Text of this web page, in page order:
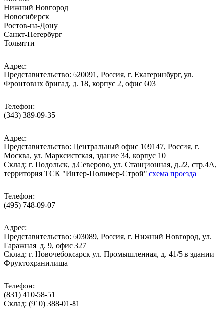
Нижний Новгород
Новосибирск
Ростов-на-Дону
Санкт-Петербург
Тольятти
Адрес:
Представительство: 620091, Россия, г. Екатеринбург, ул.
Фронтовых бригад, д. 18, корпус 2, офис 603
Телефон:
(343) 389-09-35
Адрес:
Представительство: Центральный офис 109147, Россия, г.
Москва, ул. Марксистская, здание 34, корпус 10
Cклад: г. Подольск, д.Северово, ул. Станционная, д.22, стр.4А,
территория ТСК "Интер-Полимер-Строй" схема проезда
Телефон:
(495) 748-09-07
Адрес:
Представительство: 603089, Россия, г. Нижний Новгород, ул.
Гаражная, д. 9, офис 327
Склад: г. Новочебоксарск ул. Промышленная, д. 41/5 в здании
Фруктохранилища
Телефон:
(831) 410-58-51
Склад: (910) 388-01-81